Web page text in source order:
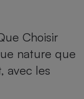
Choisir
nature que
avec les